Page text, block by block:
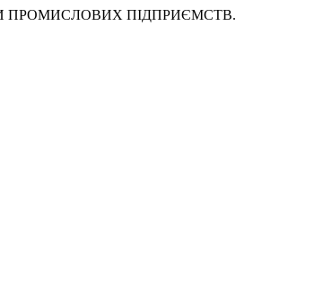
ПРОМИСЛОВИХ ПІДПРИЄМСТВ.